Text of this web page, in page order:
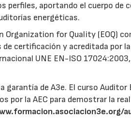
perfiles, aportando el cuerpo de
energéticas.
Organization for Quality (EOQ)
certificación y acreditada por
UNE EN-ISO
garantía de A3e. El curso Auditor
por la AEC para demostrar la